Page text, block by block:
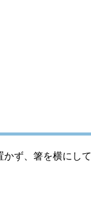
ず、箸を横にして